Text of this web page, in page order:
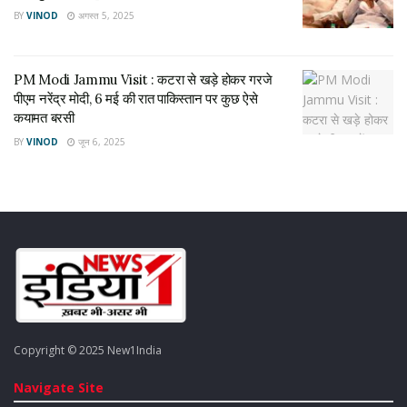
जत्था रवाना, मौसम सुधरने पर प्रशासन ने दी राहत
कश्मीर टाइम्स के जम्मू कार्यालय पर पुलिस का छापा AK राइफल
के कार्ट्रिज मिलने से हड़कंप
नवम्बर 20, 2025
BY VINOD अगस्त 5, 2025
PM Modi Jammu Visit : कटरा से खड़े होकर गरजे
पीएम नरेंद्र मोदी, 6 मई की रात पाकिस्तान पर कुछ ऐसे
कयामत बरसी
BY VINOD जून 6, 2025
Copyright © 2025 New1India
Navigate Site